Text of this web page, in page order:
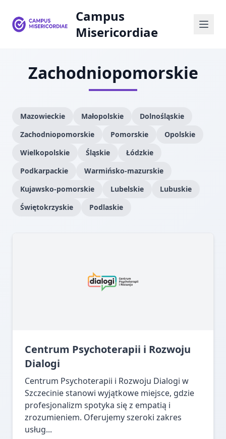
Campus
Misericordiae
Zachodniopomorskie
Mazowieckie Małopolskie
Dolnośląskie
Zachodniopomorskie
Pomorskie
Opolskie
Wielkopolskie
Śląskie
Łódzkie
Podkarpackie
Warmińsko-mazurskie
Kujawsko-pomorskie
Lubelskie
Lubuskie
Świętokrzyskie
Podlaskie
Centrum Psychoterapii i Rozwoju
Dialogi
Centrum Psychoterapii i Rozwoju Dialogi w
Szczecinie stanowi wyjątkowe miejsce, gdzie
profesjonalizm spotyka się z empatią i
zrozumieniem. Oferujemy szeroki zakres
usług...